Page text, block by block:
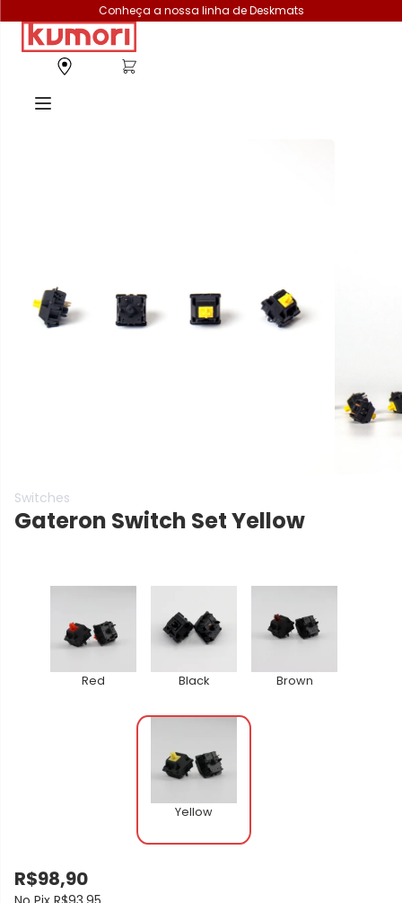
Conheça a nossa linha de Deskmats
Switches
Gateron Switch SetYellow
Red Black Brown
Yellow
R$98,90